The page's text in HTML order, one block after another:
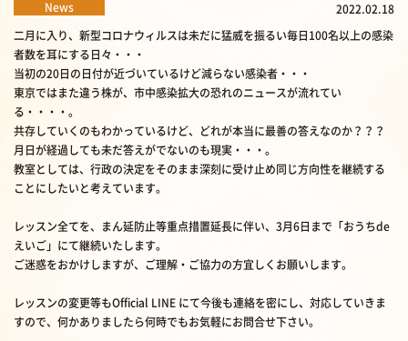
News 2022.02.18
二月に入り、新型コロナウィルスは未だに猛威を振るい毎日100名以上の感染
者数を耳にする日々・・・
当初の20日の日付が近づいているけど減らない感染者・・・
東京ではまた違う株が、市中感染拡大の恐れのニュースが流れてい
る・・・・。
共存していくのもわかっているけど、どれが本当に最善の答えなのか？？？
月日が経過しても未だ答えがでないのも現実・・・。
教室としては、行政の決定をそのまま深刻に受け止め同じ方向性を継続する
ことにしたいと考えています。
レッスン全てを、まん延防止等重点措置延長に伴い、3月6日まで「おうちde
えいご」にて継続いたします。
ご迷惑をおかけしますが、ご理解・ご協力の方宜しくお願いします。
レッスンの変更等もOfficial LINE にて今後も連絡を密にし、対応していきま
すので、何かありましたら何時でもお気軽にお問合せ下さい。